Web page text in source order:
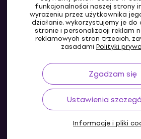
funkcjonalności naszej strony
wyrażeniu przez użytkownika
działanie, wykorzystujemy je do
stronie i personalizacji reklam
reklamowych stron trzecich,
zasadami Polityki
Zgadzam się
Ustawienia
Informacje i pliki
PL